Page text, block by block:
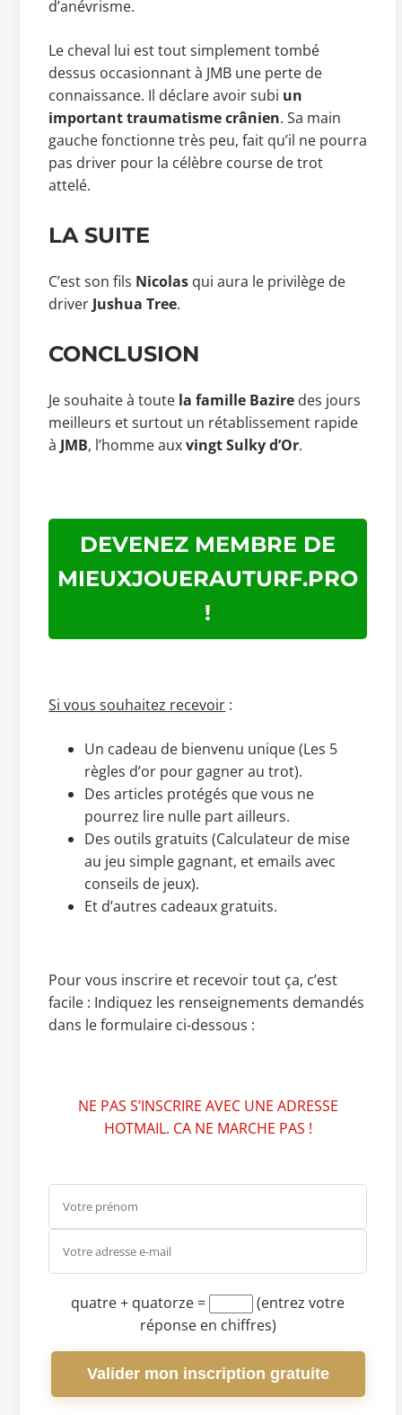
d’anévrisme.
Le cheval lui est tout simplement tombé
dessus occasionnant à JMB une perte de
connaissance. Il déclare avoir subi un
important traumatisme crânien. Sa main
gauche fonctionne très peu, fait qu’il ne pourra
pas driver pour la célèbre course de trot
attelé.
LA SUITE
C’est son fils Nicolas qui aura le privilège de
driver Jushua Tree.
CONCLUSION
Je souhaite à toute la famille Bazire des jours
meilleurs et surtout un rétablissement rapide
à JMB, l’homme auxvingt Sulky d’Or.
DEVENEZ MEMBRE DE
MIEUXJOUERAUTURF.PRO
!
Si vous souhaitez recevoir :
Un cadeau de bienvenu unique (Les 5
règles d’or pour gagner au trot).
Des articles protégés que vous ne
pourrez lire nulle part ailleurs.
Des outils gratuits (Calculateur de mise
au jeu simple gagnant, et emails avec
conseils de jeux).
Et d’autres cadeaux gratuits.
Pour vous inscrire et recevoir tout ça, c’est
facile : Indiquez les renseignements demandés
dans le formulaire ci-dessous :
NE PAS S’INSCRIRE AVEC UNE ADRESSE
HOTMAIL. CA NE MARCHE PAS !
quatre + quatorze =
(entrez votre
réponse en chiffres)
Valider mon inscription gratuite